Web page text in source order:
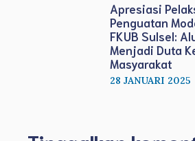
Apresiasi
Penguatan
FKUB Sulsel:
Menjadi Duta
Masyarakat
28 JANUARI 2025